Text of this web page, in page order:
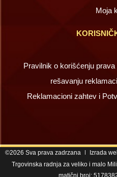
Moja
Pravilnik o korišćenju
rešavanju
Reklamacioni zahtev i
©2026 Sva prava zadrzana
Izrada
Trgovinska radnja za veliko i malo
matični broj: